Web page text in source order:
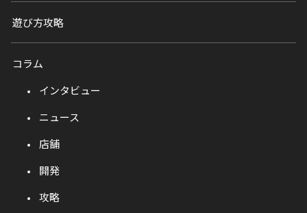
遊び方攻略
コラム
インタビュー
ニュース
店舗
開発
攻略